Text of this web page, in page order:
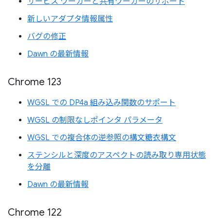
新しいアダプタ情報属性
バグの修正
Dawn の最新情報
Chrome 123
WGSL での DP4a 組み込み関数のサポート
WGSL の制限なしポインタ パラメータ
WGSL での複合体の逆参照の構文糖衣構文
ステンシルと深度のアスペクトの読み取り専用状態
を分離
Dawn の最新情報
Chrome 122